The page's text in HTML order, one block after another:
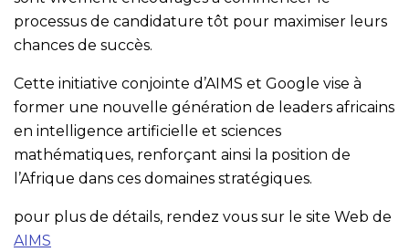
processus de candidature tôt pour maximiser leurs
chances de succès.
Cette initiative conjointe d’AIMS et Google vise à
former une nouvelle génération de leaders africains
en intelligence artificielle et sciences
mathématiques, renforçant ainsi la position de
l’Afrique dans ces domaines stratégiques.
pour plus de détails, rendez vous sur le site Web de
AIMS